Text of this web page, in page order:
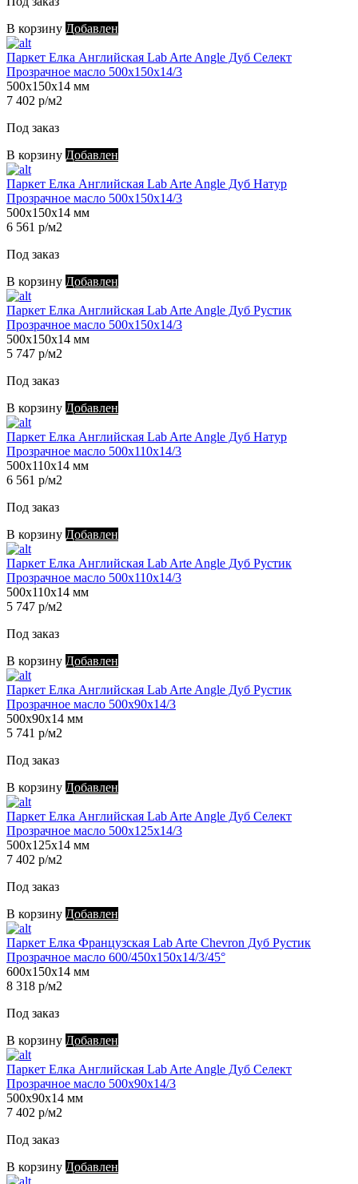
В корзину Добавлен
Паркет Елка Английская Lab Arte Angle Дуб Селект
Прозрачное масло 500х150х14/3
500х150х14 мм
7 402 р/м2
Под заказ
В корзину Добавлен
Паркет Елка Английская Lab Arte Angle Дуб Натур
Прозрачное масло 500х150х14/3
500х150х14 мм
6 561 р/м2
Под заказ
В корзину Добавлен
Паркет Елка Английская Lab Arte Angle Дуб Рустик
Прозрачное масло 500х150х14/3
500х150х14 мм
5 747 р/м2
Под заказ
В корзину Добавлен
Паркет Елка Английская Lab Arte Angle Дуб Натур
Прозрачное масло 500х110х14/3
500х110х14 мм
6 561 р/м2
Под заказ
В корзину Добавлен
Паркет Елка Английская Lab Arte Angle Дуб Рустик
Прозрачное масло 500х110х14/3
500х110х14 мм
5 747 р/м2
Под заказ
В корзину Добавлен
Паркет Елка Английская Lab Arte Angle Дуб Рустик
Прозрачное масло 500х90х14/3
500х90х14 мм
5 741 р/м2
Под заказ
В корзину Добавлен
Паркет Елка Английская Lab Arte Angle Дуб Селект
Прозрачное масло 500х125х14/3
500х125х14 мм
7 402 р/м2
Под заказ
В корзину Добавлен
Паркет Елка Французская Lab Arte Chevron Дуб Рустик
Прозрачное масло 600/450х150х14/3/45°
600х150х14 мм
8 318 р/м2
Под заказ
В корзину Добавлен
Паркет Елка Английская Lab Arte Angle Дуб Селект
Прозрачное масло 500х90х14/3
500х90х14 мм
7 402 р/м2
Под заказ
В корзину Добавлен